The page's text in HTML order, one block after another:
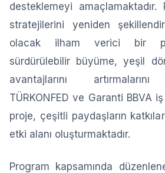
desteklemeyi amaçlamaktadır.
stratejilerini yeniden
olacak ilham verici bir
sürdürülebilir büyüme, yeşil
avantajlarını
TÜRKONFED ve Garanti BBVA
proje, çeşitli paydaşların
etki alanı oluşturmaktadır.
Program kapsamında